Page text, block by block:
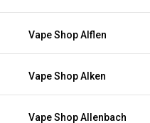
Vape Shop Alflen
Vape Shop Alken
Vape Shop Allenbach